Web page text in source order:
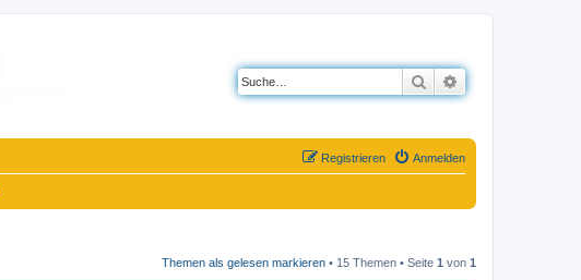
Suche
Anmelden
Registrieren
Themen als gelesen markieren • 15 Themen • Seite 1 von 1